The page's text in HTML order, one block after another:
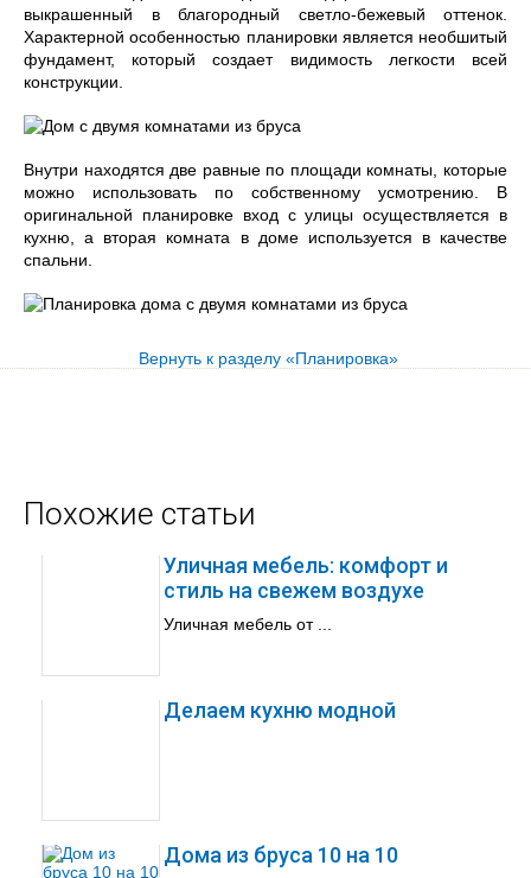
выкрашенный в благородный светло-бежевый оттенок.
Характерной особенностью планировки является необшитый
фундамент, который создает видимость легкости всей
конструкции.
Внутри находятся две равные по площади комнаты, которые
можно использовать по собственному усмотрению. В
оригинальной планировке вход с улицы осуществляется в
кухню, а вторая комната в доме используется в качестве
спальни.
Вернуть к разделу «Планировка»
Похожие статьи
Уличная мебель: комфорт и
стиль на свежем воздухе
Уличная мебель от ...
Делаем кухню модной
Дома из бруса 10 на 10